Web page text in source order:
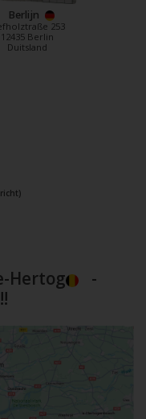
Berlijn
253
12435 Berlin
Duitsland
Hertog
-